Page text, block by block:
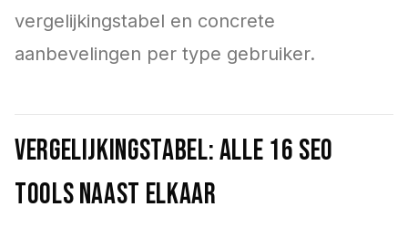
vergelijkingstabel en concrete
aanbevelingen per type gebruiker.
Vergelijkingstabel: alle 16 SEO
tools naast elkaar